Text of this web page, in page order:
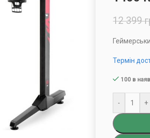
12 399
Термін
100 в
- +